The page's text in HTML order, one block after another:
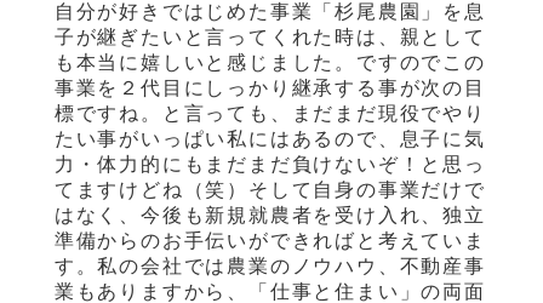
自分が好きではじめた事業「杉尾農園」を息
子が継ぎたいと言ってくれた時は、親として
も本当に嬉しいと感じました。ですのでこの
事業を２代目にしっかり継承する事が次の目
標ですね。と言っても、まだまだ現役でやり
たい事がいっぱい私にはあるので、息子に気
力・体力的にもまだまだ負けないぞ！と思っ
てますけどね（笑）そして自身の事業だけで
はなく、今後も新規就農者を受け入れ、独立
準備からのお手伝いができればと考えていま
す。私の会社では農業のノウハウ、不動産事
業もありますから、「仕事と住まい」の両面